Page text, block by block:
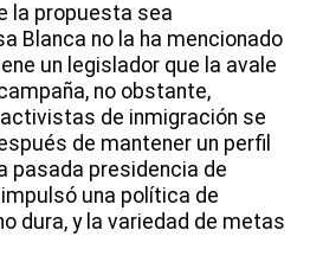
la propuesta sea
Blanca no la ha mencionado
un legislador que la avale
no obstante,
de inmigración se
de mantener un perfil
pasada presidencia de
una política de
dura, y la variedad de metas